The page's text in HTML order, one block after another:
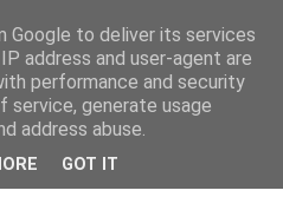
Google to deliver its services
address and user-agent are
performance and security
generate usage
address abuse.
GOT IT